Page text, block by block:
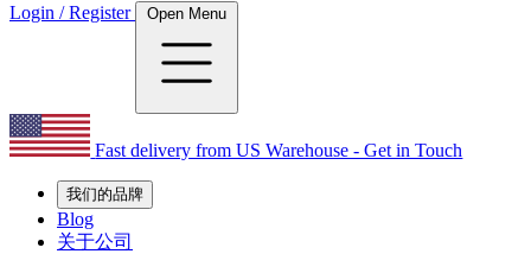
Login / Register Open Menu
Fast delivery from US Warehouse - Get in Touch
我们的品牌
Blog
关于公司